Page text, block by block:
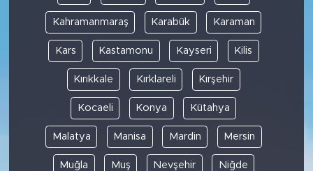
Kahramanmaraş Karabük Karaman
Kars Kastamonu Kayseri Kilis
Kırıkkale Kırklareli Kırşehir
Kocaeli Konya Kütahya
Malatya Manisa Mardin Mersin
Muğla Muş Nevşehir Niğde